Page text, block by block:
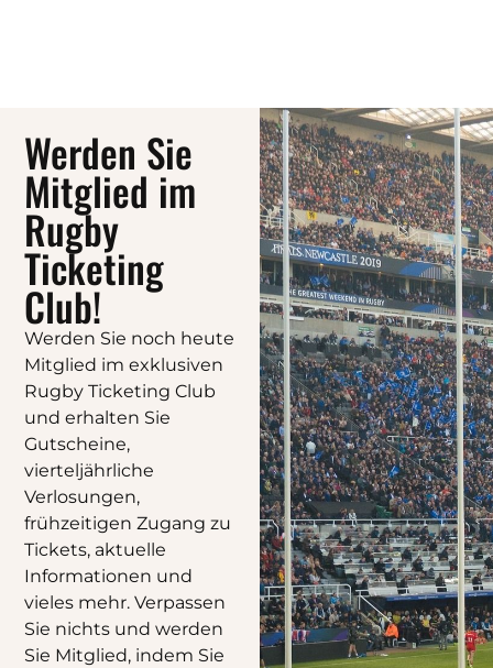
Werden Sie
Mitglied im
Rugby
Ticketing
Club!
Werden Sie noch heute
Mitglied im exklusiven
Rugby Ticketing Club
und erhalten Sie
Gutscheine,
vierteljährliche
Verlosungen,
frühzeitigen Zugang zu
Tickets, aktuelle
Informationen und
vieles mehr. Verpassen
Sie nichts und werden
Sie Mitglied, indem Sie